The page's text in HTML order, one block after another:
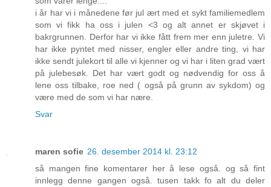
i år har vi i månedene før jul ært med et sykt familiemedlem
som vi fikk ha oss i julen <3 og alt annet er skjøvet i
bakrgrunnen. Derfor har vi ikke fått frem mer enn juletre. Vi
har ikke pyntet med nisser, engler eller andre ting, vi har
ikke sendt julekort til alle vi kjenner og vi har i liten grad vært
på julebesøk. Det har vært godt og nødvendig for oss å
lene oss tilbake, roe ned ( også på grunn av sykdom) og
være med de som vi har nære.
Svar
maren sofie 26. desember 2014 kl. 23:12
så mangen fine komentarer her å lese også. og så fint
innlegg denne gangen også. tusen takk fo alt du deler